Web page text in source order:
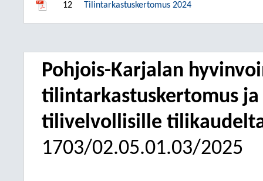
12 Tilintarkastuskertomus 2024
Pohjois-Karjalan
tilintarkastuskertomus
tilivelvollisille
1703/02.05.01.03/2025